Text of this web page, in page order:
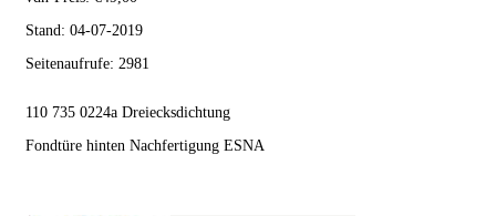
Stand: 04-07-2019
Seitenaufrufe: 2981
110 735 0224a Dreiecksdichtung
Fondtüre hinten Nachfertigung ESNA